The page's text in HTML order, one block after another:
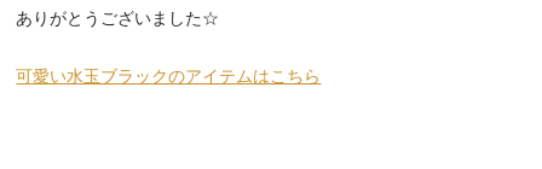
ありがとうございました☆
可愛い水玉ブラックのアイテムはこちら